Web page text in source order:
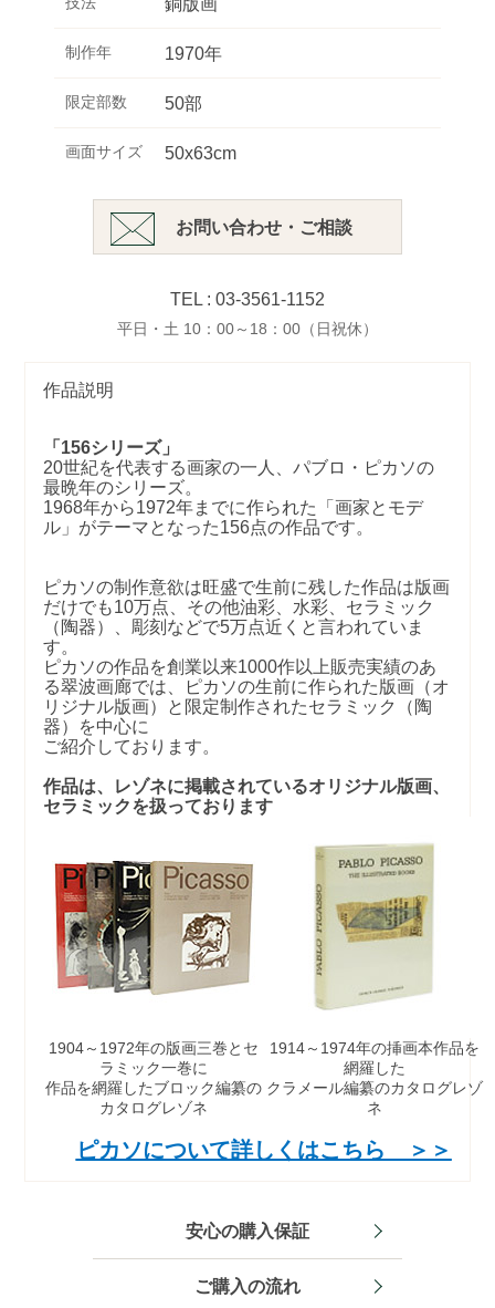
制作年 1970年
限定部数 50部
画面サイズ 50x63cm
お問い合わせ・ご相談
TEL : 03-3561-1152
平日・土 10：00～18：00（日祝休）
作品説明
「156シリーズ」
20世紀を代表する画家の一人、パブロ・ピカソの
最晩年のシリーズ。
1968年から1972年までに作られた「画家とモデ
ル」がテーマとなった156点の作品です。
ピカソの制作意欲は旺盛で生前に残した作品は版画
だけでも10万点、その他油彩、水彩、セラミック
（陶器）、彫刻などで5万点近くと言われていま
す。
ピカソの作品を創業以来1000作以上販売実績のあ
る翠波画廊では、ピカソの生前に作られた版画（オ
リジナル版画）と限定制作されたセラミック（陶
器）を中心に
ご紹介しております。
作品は、レゾネに掲載されているオリジナル版画、
セラミックを扱っております
1904～1972年の版画三巻とセ
ラミック一巻に
作品を網羅したブロック編纂の
カタログレゾネ
1914～1974年の挿画本作品を
網羅した
クラメール編纂のカタログレゾ
ネ
ピカソについて詳しくはこちら ＞＞
安心の購入保証
ご購入の流れ